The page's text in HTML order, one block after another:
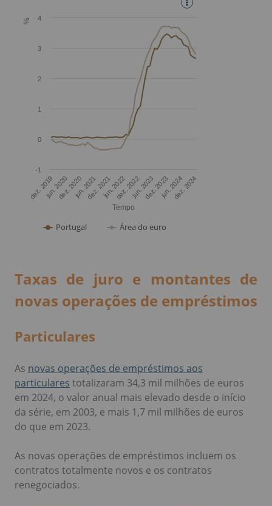
Taxas de juro e montantes de
novas operações de empréstimos
Particulares
As novas operações de empréstimos aos
particulares totalizaram 34,3 mil milhões de euros
em 2024, o valor anual mais elevado desde o início
da série, em 2003, e mais 1,7 mil milhões de euros
do que em 2023.
As novas operações de empréstimos incluem os
contratos totalmente novos e os contratos
renegociados.